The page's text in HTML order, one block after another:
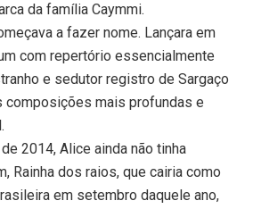
da família Caymmi.
a fazer nome. Lançara em
com repertório essencialmente
e sedutor registro de Sargaço
composições mais profundas e
2014, Alice ainda não tinha
Rainha dos raios, que cairia como
em setembro daquele ano,